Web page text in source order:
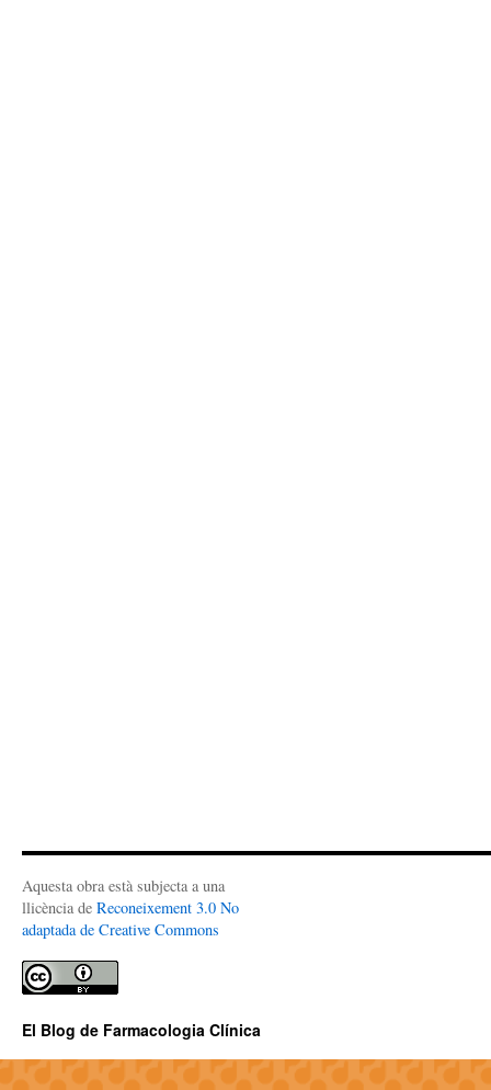
Aquesta obra està subjecta a una
llicència de Reconeixement 3.0 No
adaptada de Creative Commons
El Blog de Farmacologia Clínica